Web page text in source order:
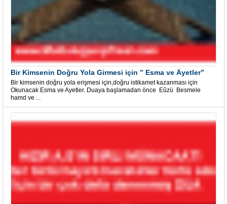
Bir Kimsenin Doğru Yola Girmesi için ” Esma ve Âyetler”
Bir kimsenin doğru yola erişmesi için,doğru istikamet kazanması için
Okunacak Esma ve Ayetler. Duaya başlamadan önce Eûzü Besmele
hamd ve ...